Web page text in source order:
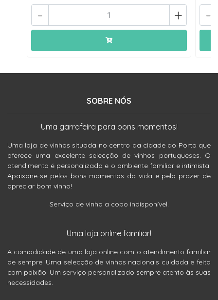
+
- -
SOBRE NÓS
Uma garrafeira para bons momentos!
Uma loja de vinhos situada no centro da cidade do Porto que
oferece uma excelente selecção de vinhos portugueses. O
atendimento é personalizado e o ambiente familiar e intimista.
Apaixone-se pelos bons momentos da vida e pelo prazer de
apreciar bom vinho!
Serviço de vinho a copo indisponível.
Uma loja online familiar!
A comodidade de uma loja online com o atendimento familiar
de sempre. Uma selecção de vinhos nacionais cuidada e feita
com paixão. Um serviço personalizado sempre atento às suas
necessidades.